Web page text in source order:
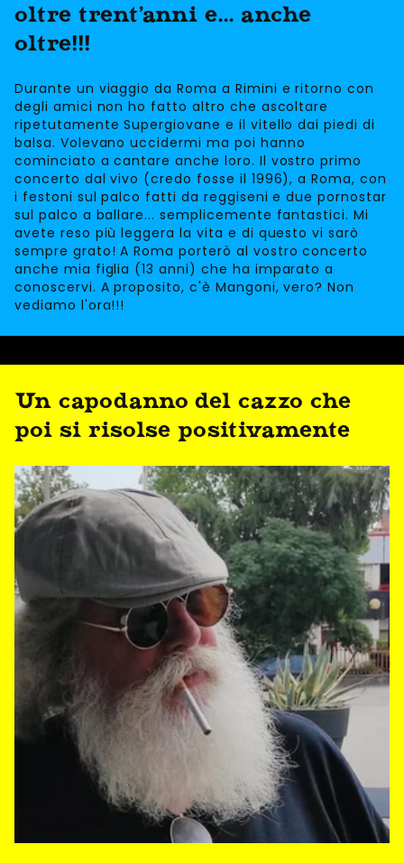
oltre trent'anni e... anche
oltre!!!
Durante un viaggio da Roma a Rimini e ritorno con
degli amici non ho fatto altro che ascoltare
ripetutamente Supergiovane e il vitello dai piedi di
balsa. Volevano uccidermi ma poi hanno
cominciato a cantare anche loro. Il vostro primo
concerto dal vivo (credo fosse il 1996), a Roma, con
i festoni sul palco fatti da reggiseni e due pornostar
sul palco a ballare... semplicemente fantastici. Mi
avete reso più leggera la vita e di questo vi sarò
sempre grato! A Roma porterò al vostro concerto
anche mia figlia (13 anni) che ha imparato a
conoscervi. A proposito, c'è Mangoni, vero? Non
vediamo l'ora!!!
Un capodanno del cazzo che
poi si risolse positivamente